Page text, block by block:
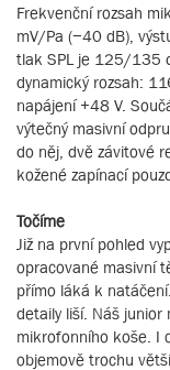
Frekvenční rozsah
mV/Pa (−40 dB),
tlak SPL je 125/135
dynamický rozsah:
napájení +48 V.
výtečný masivní
do něj, dvě závitové
kožené zapínací
Točíme
Již na první pohled
opracované masivní
přímo láká k
detaily liší. Náš junior
mikrofonního koše. I
objemově trochu